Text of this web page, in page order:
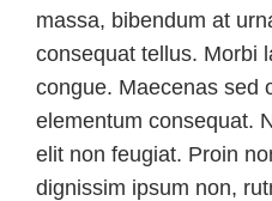
massa, bibendum at
consequat tellus. Morbi
congue. Maecenas sed
elementum consequat.
elit non feugiat. Proin
dignissim ipsum non,